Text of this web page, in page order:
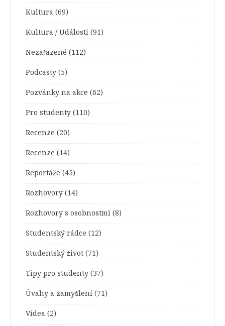
Kultura (69)
Kultura / Události (91)
Nezařazené (112)
Podcasty (5)
Pozvánky na akce (62)
Pro studenty (110)
Recenze (20)
Recenze (14)
Reportáže (45)
Rozhovory (14)
Rozhovory s osobnostmi (8)
Studentský rádce (12)
Studentský život (71)
Tipy pro studenty (37)
Úvahy a zamyšlení (71)
Videa (2)